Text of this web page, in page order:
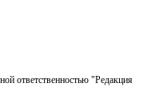
ответственностью "Редакция